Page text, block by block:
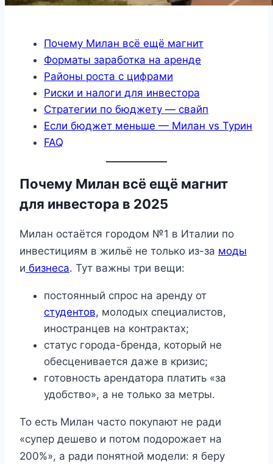
Почему Милан всё ещё магнит
Форматы заработка на аренде
Районы роста с цифрами
Риски и налоги для инвестора
Стратегии по бюджету — свайп
Если бюджет меньше — Милан vs Турин
FAQ
Почему Милан всё ещё магнит
для инвестора в 2025
Милан остаётся городом №1 в Италии по
инвестициям в жильё не только из-за моды
и бизнеса. Тут важны три вещи:
постоянный спрос на аренду от
студентов, молодых специалистов,
иностранцев на контрактах;
статус города-бренда, который не
обесценивается даже в кризис;
готовность арендатора платить «за
удобство», а не только за метры.
То есть Милан часто покупают не ради
«супер дешево и потом подорожает на
200%», а ради понятной модели: я беру